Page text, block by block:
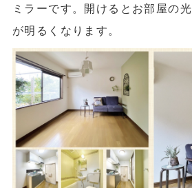
ミラーです。開けるとお部屋の
が明るくなります。